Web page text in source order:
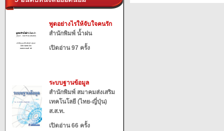
พูดอย่างไรให้จับใจคนรัก
สำนักพิมพ์ น้ำฝน
เปิดอ่าน 97 ครั้ง
ระบบฐานข้อมูล
สำนักพิมพ์ สมาคมส่งเสริม
เทคโนโลยี (ไทย-ญี่ปุ่น)
ส.ส.ท.
เปิดอ่าน 66 ครั้ง